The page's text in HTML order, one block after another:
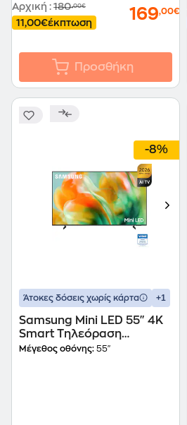
Αρχική : 180,00€
11,00€έκπτωση 169,00€
Προσθήκη
-8%
Άτοκες δόσεις χωρίς κάρτα +1
Samsung Mini LED 55" 4K
Smart Τηλεόραση
55M80H AI TV
Μέγεθος οθόνης: 55"